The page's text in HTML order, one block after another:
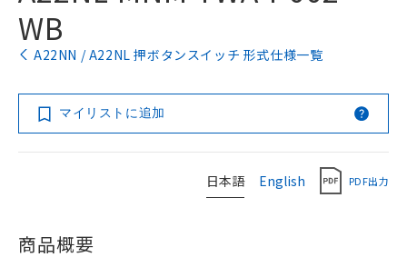
WB
A22NN / A22NL 押ボタンスイッチ 形式仕様一覧
マイリストに追加
日本語 English PDF出力
商品概要